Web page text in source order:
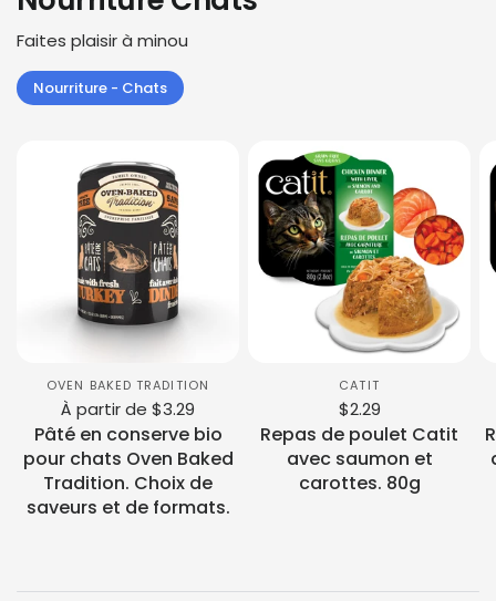
Faites plaisir à minou
Nourriture - Chats
OVEN BAKED TRADITION
À partir de $3.29
Pâté en conserve bio
pour chats Oven Baked
Tradition. Choix de
saveurs et de formats.
CATIT
$2.29
Repas de poulet Catit
avec saumon et
carottes. 80g